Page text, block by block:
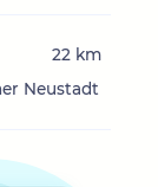
Neustadt
22 km